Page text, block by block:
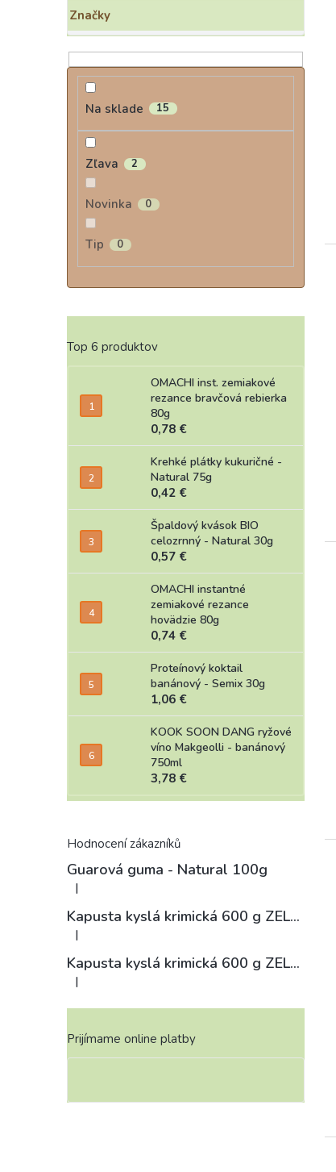
Značky
Na sklade 15
Zľava 2
Novinka 0
Tip 0
Top 6 produktov
OMACHI inst. zemiakové
rezance bravčová rebierka
80g
0,78 €
Krehké plátky kukuričné -
Natural 75g
0,42 €
Špaldový kvások BIO
celozrnný - Natural 30g
0,57 €
OMACHI instantné
zemiakové rezance
hovädzie 80g
0,74 €
Proteínový koktail
banánový - Semix 30g
1,06 €
KOOK SOON DANG ryžové
víno Makgeolli - banánový
750ml
3,78 €
Hodnocení zákazníků
Guarová guma - Natural 100g
Hodnotenie produktu je 4 z 5 hviezdičiek.
|
Kapusta kyslá krimická 600 g ZELÁRNA LOBKOWICZ
Hodnotenie produktu je 3 z 5 hviezdičiek.
|
Kapusta kyslá krimická 600 g ZELÁRNA LOBKOWICZ
Hodnotenie produktu je 4 z 5 hviezdičiek.
|
Prijímame online platby